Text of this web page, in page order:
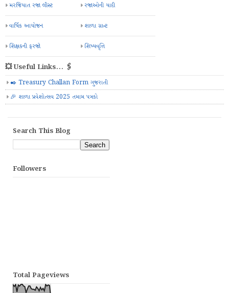
મરજિયાત રજા લીસ્ટ રજાઓની યાદી
વાર્ષિક આયોજન શાળા ગ્રાન્ટ
શિક્ષકની ફરજો શિષ્યવૃત્તિ
💥 Useful Links... 🖇️
✒️ Treasury Challan Form ગુજરાતી
🎉 શાળા પ્રવેશોત્સવ 2025 તમામ પત્રકો
Search This Blog
Followers
Total Pageviews